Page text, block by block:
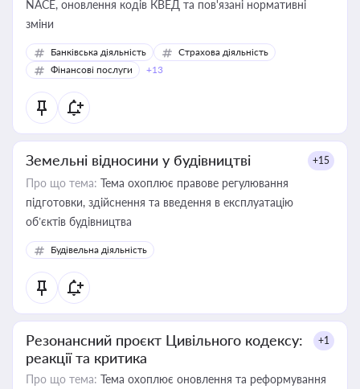
NACE, оновлення кодів КВЕД та пов'язані нормативні
зміни
Банківська діяльність
Страхова діяльність
Фінансові послуги
+13
Земельні відносини у будівництві +15
Про що тема: Тема охоплює правове регулювання
підготовки, здійснення та введення в експлуатацію
об’єктів будівництва
Будівельна діяльність
Резонансний проєкт Цивільного кодексу:
реакції та критика
+1
Про що тема: Тема охоплює оновлення та реформування